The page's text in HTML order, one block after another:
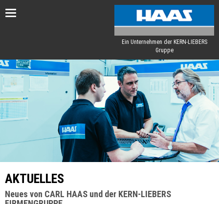
Toggle
Ein Unternehmen der KERN-LIEBERS
Gruppe
AKTUELLES
Neues von CARL HAAS und der KERN-LIEBERS